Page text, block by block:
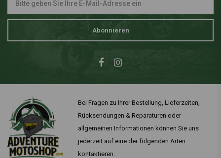
Abonnieren
Bei Fragen zu Ihrer Bestellung, Lieferzeiten,
Rücksendungen & Reparaturen oder
allgemeinen Informationen können Sie uns
jederzeit auf eine der folgenden Arten
kontaktieren.